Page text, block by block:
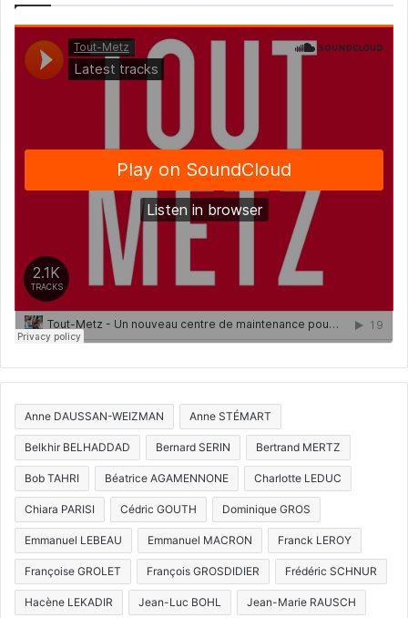
Anne DAUSSAN-WEIZMAN Anne STÉMART
Belkhir BELHADDAD Bernard SERIN Bertrand MERTZ
Bob TAHRI Béatrice AGAMENNONE Charlotte LEDUC
Chiara PARISI Cédric GOUTH Dominique GROS
Emmanuel LEBEAU Emmanuel MACRON Franck LEROY
Françoise GROLET François GROSDIDIER Frédéric SCHNUR
Hacène LEKADIR Jean-Luc BOHL Jean-Marie RAUSCH